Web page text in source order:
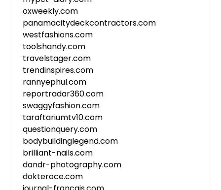
oxweekly.com
panamacitydeckcontractors.com
westfashions.com
toolshandy.com
travelstager.com
trendinspires.com
rannyephul.com
reportradar360.com
swaggyfashion.com
taraftariumtv10.com
questionquery.com
bodybuildinglegend.com
brilliant-nails.com
dandr-photography.com
dokteroce.com